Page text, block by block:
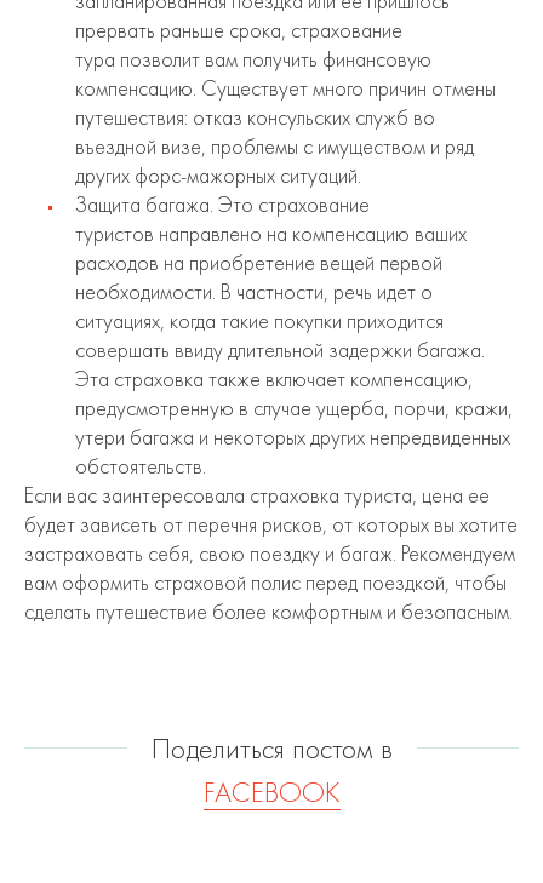
прервать раньше срока, страхование
тура позволит вам получить финансовую
компенсацию. Существует много причин отмены
путешествия: отказ консульских служб во
въездной визе, проблемы с имуществом и ряд
других форс-мажорных ситуаций.
Защита багажа. Это страхование
туристов направлено на компенсацию ваших
расходов на приобретение вещей первой
необходимости. В частности, речь идет о
ситуациях, когда такие покупки приходится
совершать ввиду длительной задержки багажа.
Эта страховка также включает компенсацию,
предусмотренную в случае ущерба, порчи, кражи,
утери багажа и некоторых других непредвиденных
обстоятельств.
Если вас заинтересовала страховка туриста, цена ее
будет зависеть от перечня рисков, от которых вы хотите
застраховать себя, свою поездку и багаж. Рекомендуем
вам оформить страховой полис перед поездкой, чтобы
сделать путешествие более комфортным и безопасным.
Поделиться постом в
FACEBOOK